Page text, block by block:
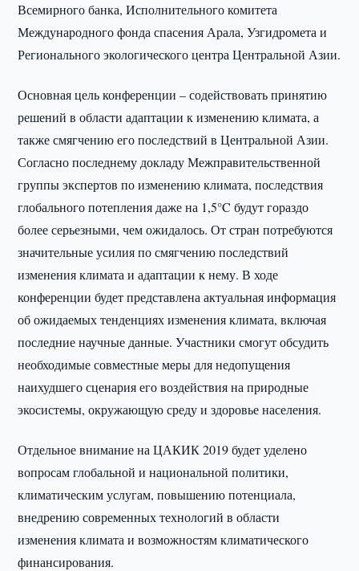
Всемирного банка, Исполнительного комитета
Международного фонда спасения Арала, Узгидромета и
Регионального экологического центра Центральной Азии.
Основная цель конференции – содействовать принятию
решений в области адаптации к изменению климата, а
также смягчению его последствий в Центральной Азии.
Согласно последнему докладу Межправительственной
группы экспертов по изменению климата, последствия
глобального потепления даже на 1,5°C будут гораздо
более серьезными, чем ожидалось. От стран потребуются
значительные усилия по смягчению последствий
изменения климата и адаптации к нему. В ходе
конференции будет представлена актуальная информация
об ожидаемых тенденциях изменения климата, включая
последние научные данные. Участники смогут обсудить
необходимые совместные меры для недопущения
наихудшего сценария его воздействия на природные
экосистемы, окружающую среду и здоровье населения.
Отдельное внимание на ЦАКИК 2019 будет уделено
вопросам глобальной и национальной политики,
климатическим услугам, повышению потенциала,
внедрению современных технологий в области
изменения климата и возможностям климатического
финансирования.